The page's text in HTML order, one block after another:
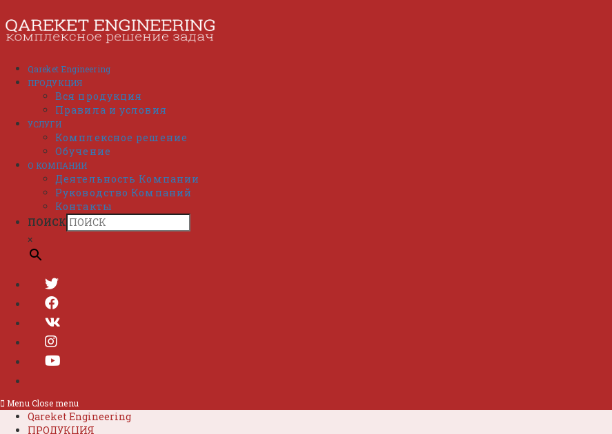
содержимому
Qareket Engineering
ПРОДУКЦИЯ
Вся продукция
Правила и условия
УСЛУГИ
Комплексное решение
Обучение
О КОМПАНИИ
Деятельность Компании
Руководство Компаний
Контакты
ПОИСК
×
Menu Close menu
Qareket Engineering
ПРОДУКЦИЯ